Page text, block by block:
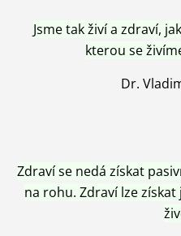
Jsme tak živí a zdraví,
kterou se
Dr.
Zdraví se nedá získat
na rohu. Zdraví lze